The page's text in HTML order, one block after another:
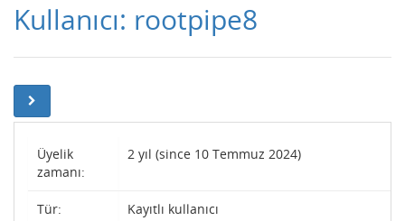
Kullanıcı: rootpipe8
Üyelik
zamanı:
2 yıl (since 10 Temmuz 2024)
Tür: Kayıtlı kullanıcı